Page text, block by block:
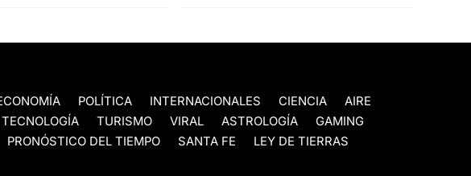
POLÍTICA INTERNACIONALES CIENCIA
AIRE
TECNOLOGÍA TURISMO VIRAL ASTROLOGÍA
GAMING
PRONÓSTICO DEL TIEMPO SANTA FE
LEY DE TIERRAS